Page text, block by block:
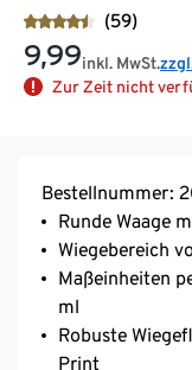
(59)
9,99inkl. MwSt.
Zur Zeit nicht
Bestellnummer:
Runde Waage
Wiegebereich
Maßeinheiten
ml
Robuste
Print